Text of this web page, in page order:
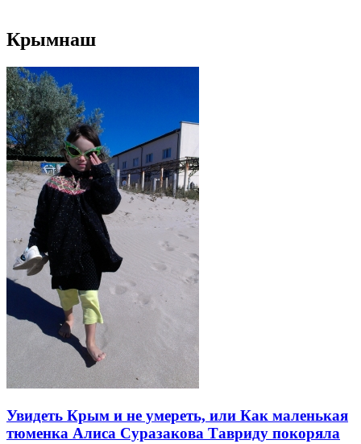
Крымнаш
Увидеть Крым и не умереть, или Как маленькая
тюменка Алиса Суразакова Тавриду покоряла